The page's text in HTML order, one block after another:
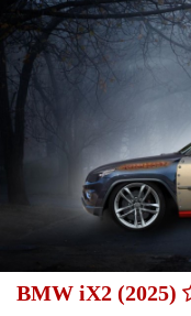
BMW iX2 (2025)